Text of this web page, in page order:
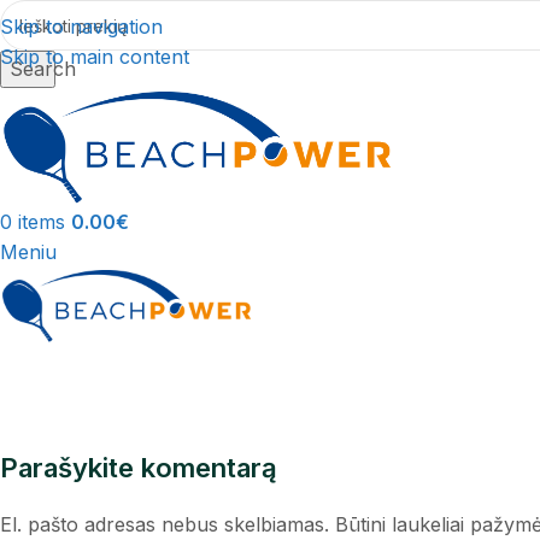
Skip to navigation
Skip to main content
Search
0 items 0.00€
Meniu
Parašykite komentarą
El. pašto adresas nebus skelbiamas. Būtini laukeliai